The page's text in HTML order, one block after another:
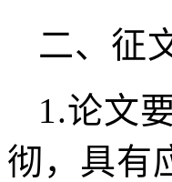
二、征
1.论文
彻，具有